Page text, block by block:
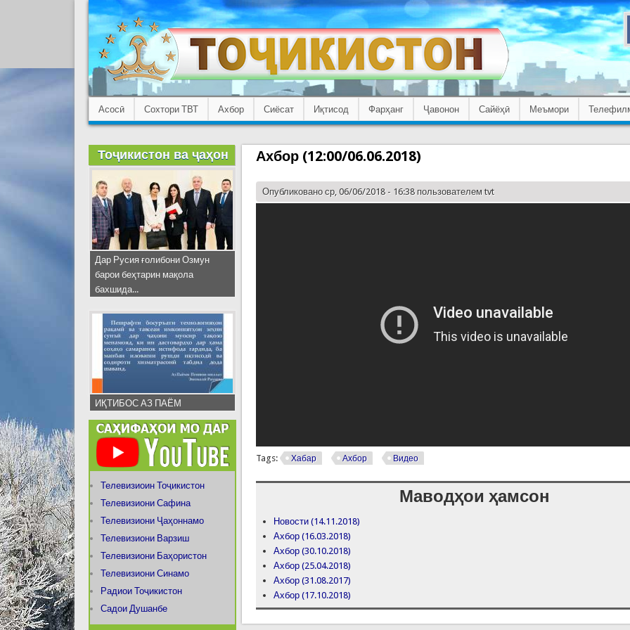
Асосӣ Сохтори ТВТ Ахбор Сиёсат Иқтисод Фарҳанг Ҷавонон Сайёҳӣ Меъмори
Ахбор (12:00/06.06.2018)
Опубликовано ср, 06/06/2018 - 16:38 пользователемtvt
Tags: Хабар Ахбор Видео
Маводҳои ҳамсон
Новости (14.11.2018)
Ахбор (16.03.2018)
Ахбор (30.10.2018)
Ахбор (25.04.2018)
Ахбор (31.08.2017)
Ахбор (17.10.2018)
Тоҷикистон ва ҷаҳон
Дар Русия ғолибони Озмун
барои беҳтарин мақола
бахшида...
ИҚТИБОС АЗ ПАЁМ
Телевизиоин Тоҷикистон
Телевизиони Сафина
Телевизиони Ҷаҳоннамо
Телевизиони Варзиш
Телевизиони Баҳористон
Телевизиони Синамо
Радиои Тоҷикистон
Садои Душанбе